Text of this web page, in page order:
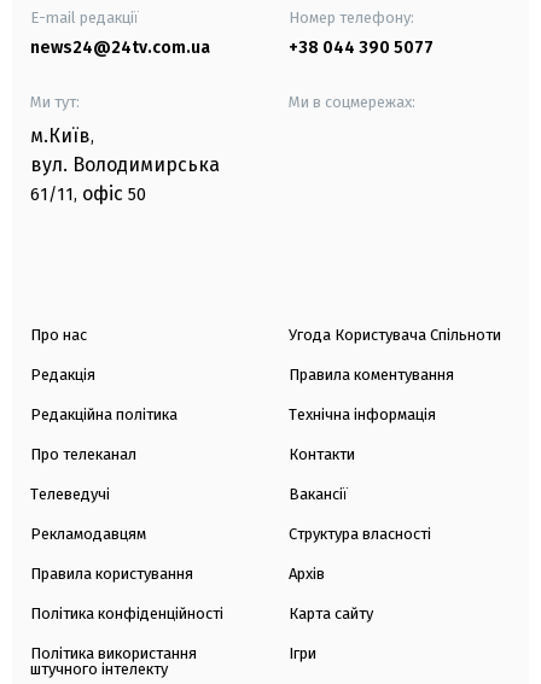
E-mail редакції
news24@24tv.com.ua
Номер телефону:
+38 044 390 5077
Ми тут:
м.Київ,
вул. Володимирська
61/11, офіс 50
Ми в соцмережах:
Про нас
Редакція
Редакційна політика
Про телеканал
Телеведучі
Рекламодавцям
Правила користування
Політика конфіденційності
Політика використання
штучного інтелекту
Угода Користувача Спільноти
Правила коментування
Технічна інформація
Контакти
Вакансії
Структура власності
Архів
Карта сайту
Ігри